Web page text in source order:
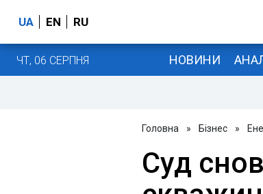
UA EN RU
ЧТ, 06 СЕРПНЯ НОВИНИ
Головна » Бізнес »
Суд